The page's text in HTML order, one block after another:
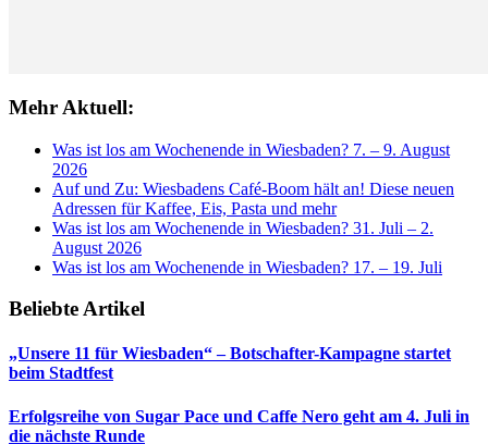
Mehr Aktuell:
Was ist los am Wochenende in Wiesbaden? 7. – 9. August
2026
Auf und Zu: Wiesbadens Café-Boom hält an! Diese neuen
Adressen für Kaffee, Eis, Pasta und mehr
Was ist los am Wochenende in Wiesbaden? 31. Juli – 2.
August 2026
Was ist los am Wochenende in Wiesbaden? 17. – 19. Juli
Beliebte Artikel
„Unsere 11 für Wiesbaden“ – Botschafter-Kampagne startet
beim Stadtfest
Erfolgsreihe von Sugar Pace und Caffe Nero geht am 4. Juli in
die nächste Runde